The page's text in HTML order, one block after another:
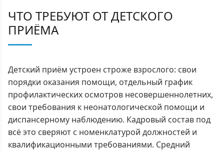
ЧТО ТРЕБУЮТ ОТ ДЕТСКОГО
ПРИЁМА
Детский приём устроен строже взрослого: свои
порядки оказания помощи, отдельный график
профилактических осмотров несовершеннолетних,
свои требования к неонатологической помощи и
диспансерному наблюдению. Кадровый состав под
всё это сверяют с номенклатурой должностей и
квалификационными требованиями. Средний